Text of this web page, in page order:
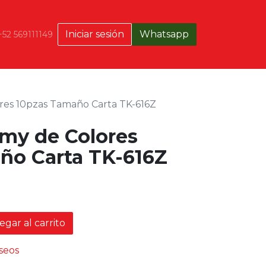
569111149 Iniciar sesión Whatsapp
10pzas Tamaño Carta TK-616Z
de Colores
Carta TK-616Z
al carrito